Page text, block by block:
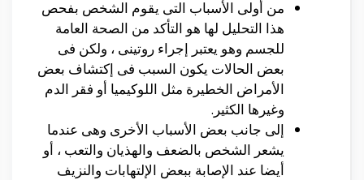
من أولى الأسباب التى يقوم الشخص بفحص
هذا التحليل لها هو التأكد من الصحة العامة
للجسم وهو يعتبر إجراء روتينى ، ولكن فى
بعض الحالات يكون السبب فى إكتشاف بعض
الأمراض الخطيرة مثل اللوكيميا أو فقر الدم
وغيرها الكثير.
إلى جانب بعض الأسباب الأخرى وهى عندما
يشعر الشخص بالضعف والهذيان والتعب ، أو
أيضا عند الإصابة ببعض الإلتهابات والنزيف